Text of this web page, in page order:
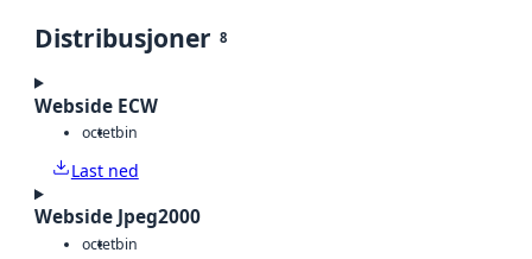
Distribusjoner 8
Webside ECW
octetbin
Last ned
Webside Jpeg2000
octetbin